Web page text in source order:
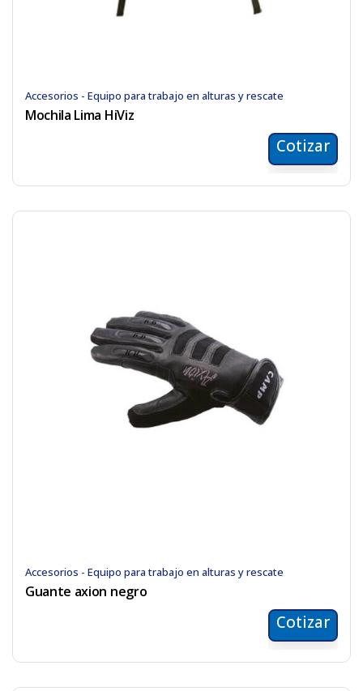
Accesorios - Equipo para trabajo en alturas y rescate
Mochila Lima HiViz
Cotizar
Accesorios - Equipo para trabajo en alturas y rescate
Guante axion negro
Cotizar